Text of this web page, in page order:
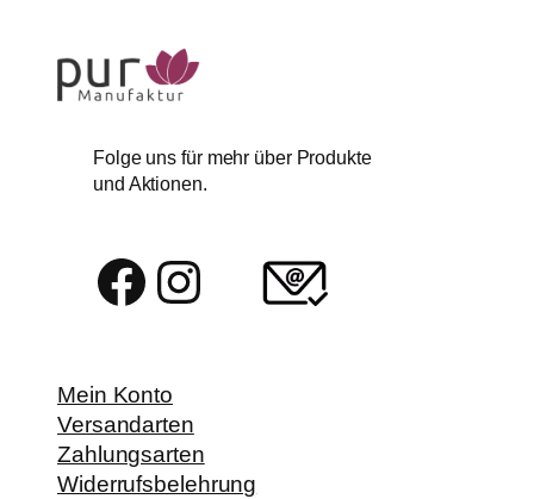
Folge uns für mehr über Produkte
und Aktionen.
Facebook Instagram
Mein Konto
Versandarten
Zahlungsarten
Widerrufsbelehrung